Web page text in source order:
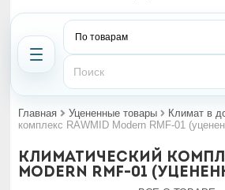
Главная Уцененные товары Климат в
комплекс RAWMID Modern RMF-01
Климатический
Modern RMF-01